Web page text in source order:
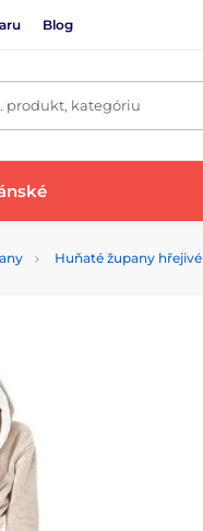
Blog
produkt, kategóriu
Huňaté župany hřejivé